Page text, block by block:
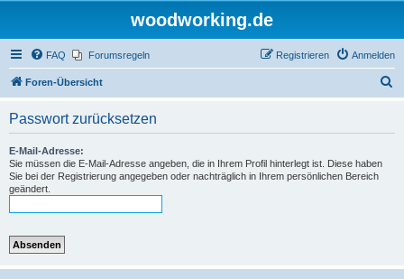
woodworking.de
FAQ Forumsregeln Anmelden
Registrieren
Foren-Übersicht
Passwort zurücksetzen
E-Mail-Adresse:
Sie müssen die E-Mail-Adresse angeben, die in Ihrem Profil hinterlegt ist. Diese haben
Sie bei der Registrierung angegeben oder nachträglich in Ihrem persönlichen Bereich
geändert.